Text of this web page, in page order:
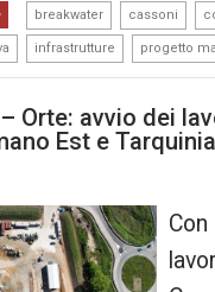
breakwater cassoni
infrastrutture progetto
Orte: avvio dei
Est e Tarquinia
Con